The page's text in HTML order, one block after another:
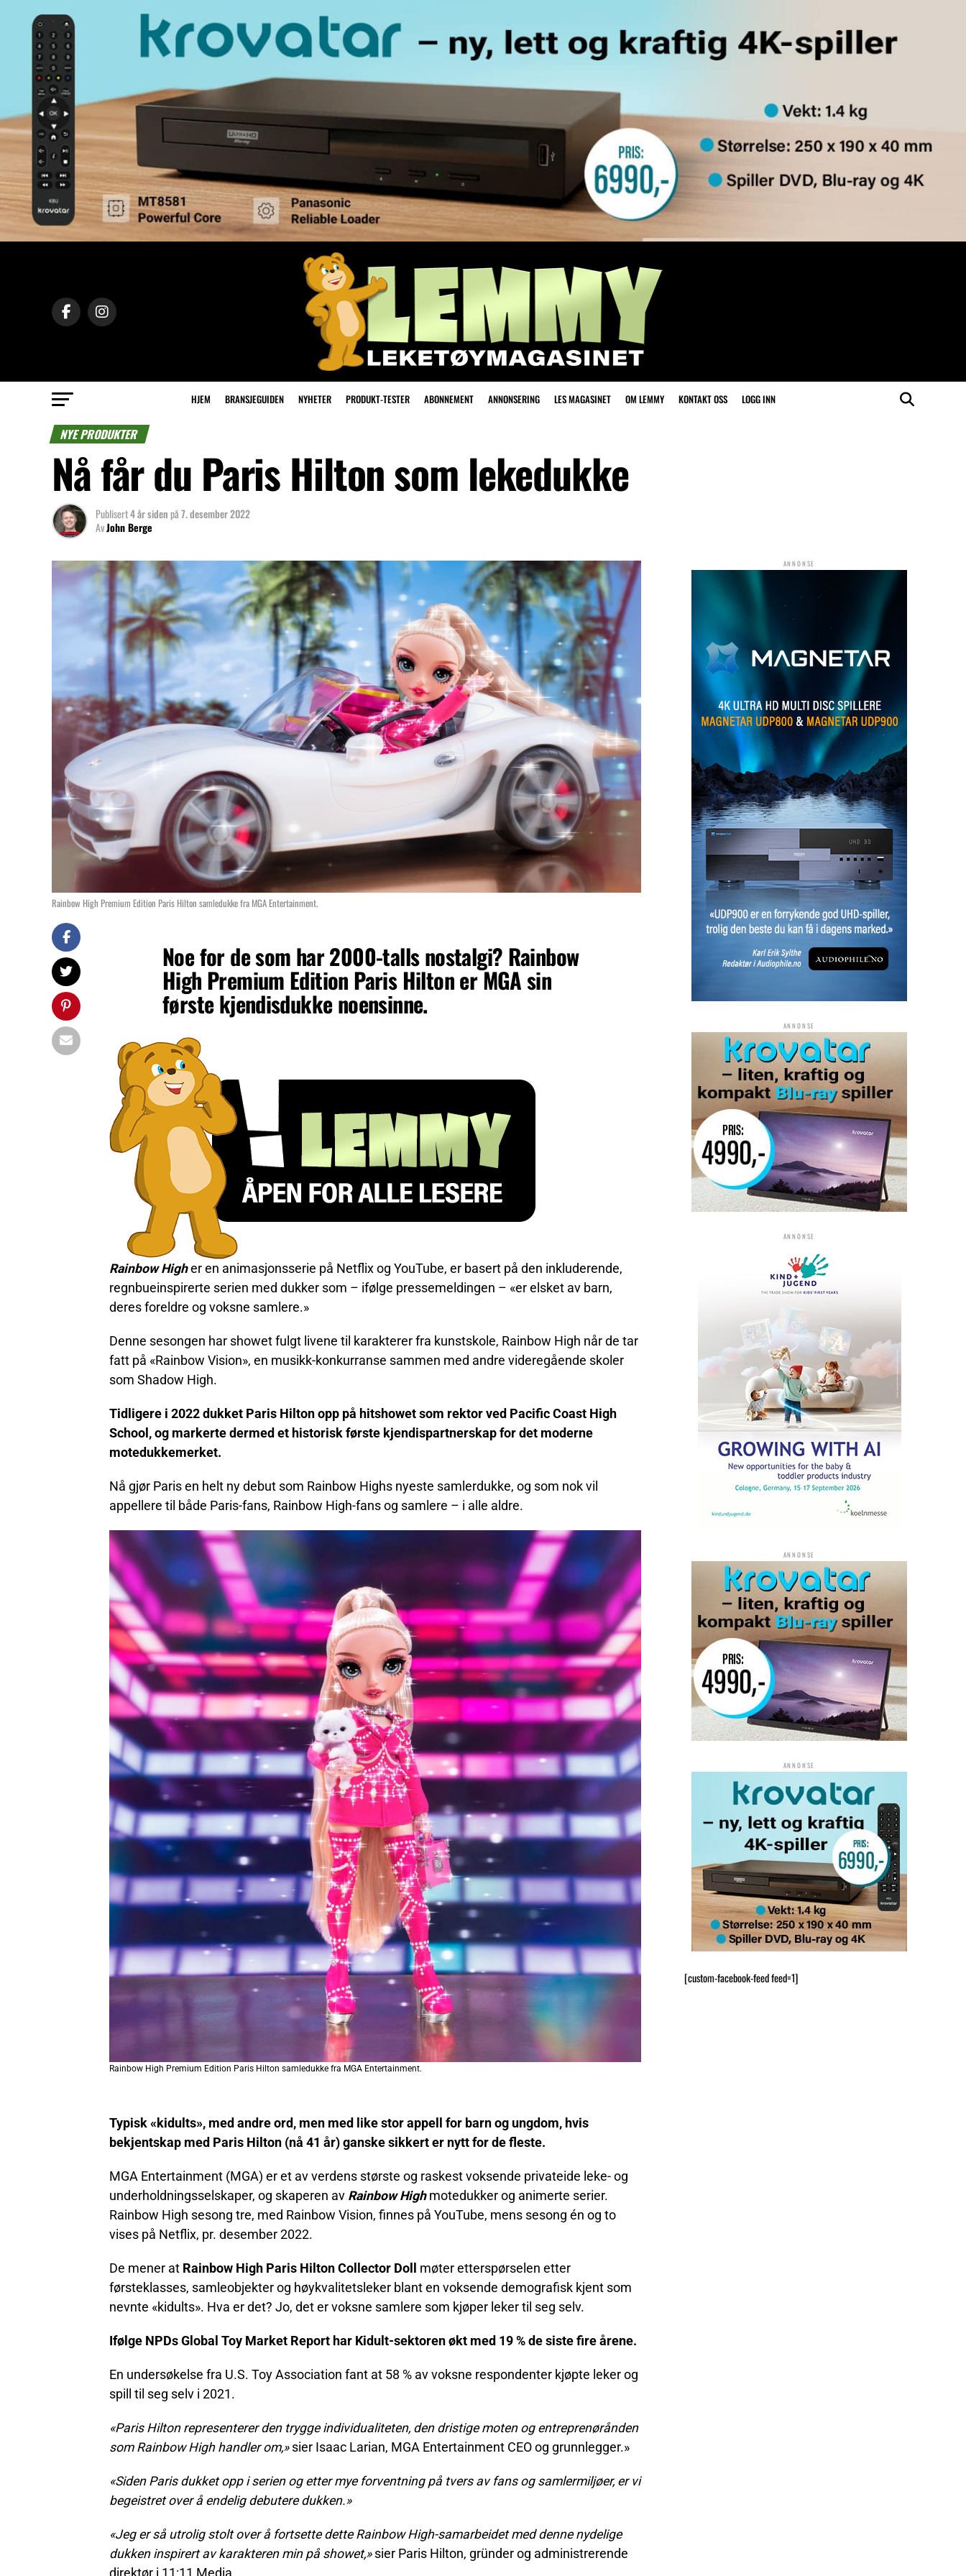
HJEM BRANSJEGUIDEN NYHETER PRODUKT-TESTER ABONNEMENT ANNONSERING LES MAGASINET OM LEMMY KONTAKT OSS LOGG INN
NYE PRODUKTER
Nå får du Paris Hilton som lekedukke
Publisert4 år sidenpå7. desember 2022
AvJohn Berge
Rainbow High Premium Edition Paris Hilton samledukke fra MGA Entertainment.
Noe for de som har 2000-talls nostalgi? Rainbow
High Premium Edition Paris Hilton er MGA sin
første kjendisdukke noensinne.
Rainbow Higher en animasjonsserie på Netflix og YouTube, er basert på den inkluderende,
regnbueinspirerte serien med dukker som – ifølge pressemeldingen – «er elsket av barn,
deres foreldre og voksne samlere.»
Denne sesongen har showet fulgt livene til karakterer fra kunstskole, Rainbow High når de tar
fatt på «Rainbow Vision», en musikk-konkurranse sammen med andre videregående skoler
som Shadow High.
Tidligere i 2022 dukket Paris Hilton opp på hitshowet som rektor ved Pacific Coast High
School, og markerte dermed et historisk første kjendispartnerskap for det moderne
motedukkemerket.
Nå gjør Paris en helt ny debut som Rainbow Highs nyeste samlerdukke, og som nok vil
appellere til både Paris-fans, Rainbow High-fans og samlere – i alle aldre.
Rainbow High Premium Edition Paris Hilton samledukke fra MGA Entertainment.
Typisk «kidults», med andre ord, men med like stor appell for barn og ungdom, hvis
bekjentskap med Paris Hilton (nå 41 år) ganske sikkert er nytt for de fleste.
MGA Entertainment (MGA) er et av verdens største og raskest voksende privateide leke- og
underholdningsselskaper, og skaperen av Rainbow Highmotedukker og animerte serier.
Rainbow High sesong tre, med Rainbow Vision, finnes på YouTube, mens sesong én og to
vises på Netflix, pr. desember 2022.
De mener at Rainbow High Paris Hilton Collector Doll
møter etterspørselen etter
førsteklasses, samleobjekter og høykvalitetsleker blant en voksende demografisk kjent som
nevnte «kidults». Hva er det? Jo, det er voksne samlere som kjøper leker til seg selv.
Ifølge NPDs Global Toy Market Report har Kidult-sektoren økt med 19 % de siste fire årene.
En undersøkelse fra U.S. Toy Association fant at 58 % av voksne respondenter kjøpte leker og
spill til seg selv i 2021.
«Paris Hilton representerer den trygge individualiteten, den dristige moten og entreprenørånden
som Rainbow High handler om,»sier Isaac Larian, MGA Entertainment CEO og grunnlegger.»
«Siden Paris dukket opp i serien og etter mye forventning på tvers av fans og samlermiljøer, er vi
begeistret over å endelig debutere dukken.»
«Jeg er så utrolig stolt over å fortsette dette Rainbow High-samarbeidet med denne nydelige
dukken inspirert av karakteren min på showet,»sier Paris Hilton, gründer og administrerende
direktør i 11:11 Media.
ANNONSE
ANNONSE
ANNONSE
ANNONSE
ANNONSE
[custom-facebook-feed feed=1]